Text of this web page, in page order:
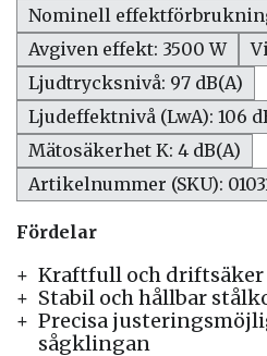
Fördelar
Kraftfull och
Stabil och hållbar
Precisa
sågklingan
Nominell
Avgiven effekt: 3500 W
Ljudtrycksnivå: 97 dB(A)
Ljudeffektnivå (LwA): 106
Mätosäkerhet K: 4 dB(A)
Artikelnummer (SKU):